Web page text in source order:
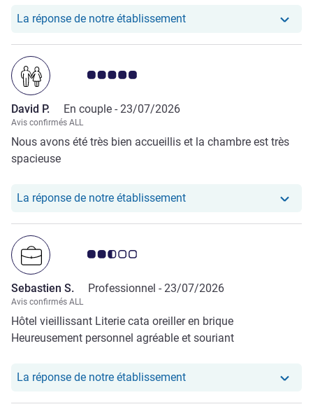
La réponse de notre établissementNotre hôtel a repondu au
Note Avis clients 5.0/5
David P. En couple - 23/07/2026
Avis confirmés ALL
Nous avons été très bien accueillis et la chambre est très
spacieuse
La réponse de notre établissementNotre hôtel a repondu au
Note Avis clients 2.5/5
Sebastien S. Professionnel - 23/07/2026
Avis confirmés ALL
Hôtel vieillissant Literie cata oreiller en brique
Heureusement personnel agréable et souriant
La réponse de notre établissementNotre hôtel a repondu au